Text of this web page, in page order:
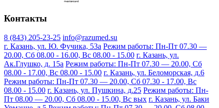
Контакты
8 (843) 205-23-25 info@razumed.su
г. Казань, ул. Ю. Фучика, 53а Режим работы: Пн-Пт 07.30 —
20.00, Сб 08.00 - 16.00, Вс 08.00 - 15.00 г. Казань, ул.
Ак.Глушко, д. 15а Режим работы: Пн-Пт 07.30 — 20.00, Сб
08.00 - 17.00, Вс 08.00 - 15.00 г. Казань, ул. Беломорская, д.6
Режим работы: Пн-Пт 07.30 — 20.00, Сб 07.30 - 17.00, Вс
08.00 - 15.00 г. Казань, ул. Пушкина, д.25 Режим работы: Пн-
Пт 08.00 — 20.00, Сб 08.00 - 15.00, Вс вых г. Казань, ул. Баки